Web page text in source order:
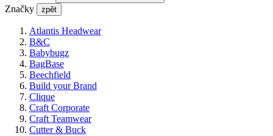
Značky zpět
Atlantis Headwear
B&C
Babybugz
BagBase
Beechfield
Build your Brand
Clique
Craft Corporate
Craft Teamwear
Cutter & Buck